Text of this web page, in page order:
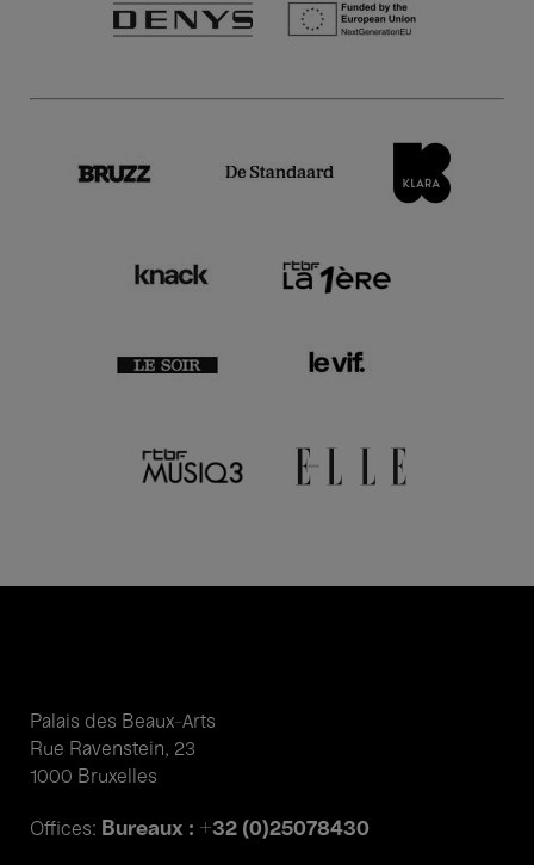
Palais des Beaux-Arts
Rue Ravenstein, 23
1000 Bruxelles
Offices: Bureaux : +32 (0)25078430